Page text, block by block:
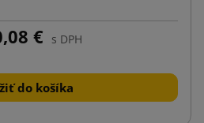
€ s DPH
do košíka